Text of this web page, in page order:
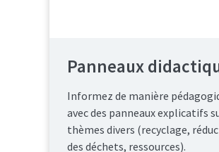
Panneaux
Informez de manière
avec des panneaux explicatifs
thèmes divers (recyclage,
des déchets, ressources).